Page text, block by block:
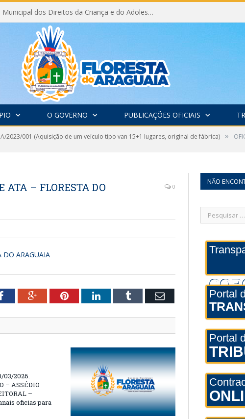
Eleição do Conselho Municipal dos Direitos da Criança e do Adolescente CMDCA 2026
O GOVERNO PUBLICAÇÕES OFICIAIS
A/2023/001 (Aquisição de um veículo tipo van 15+1 lugares, original de fábrica) »
ATA – FLORESTA DO
0
DO ARAGUAIA
FacebookGoogle+PinterestLinkedInTumblr Email
03/2026.
– ASSÉDIO
–
oficias para
NÃO
Portal
Portal